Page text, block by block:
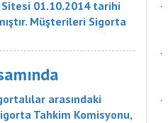
01.10.2014 tarihi
Müşterileri Sigorta
etmeleri gerektiği
ve Sitedeki Üye Sigorta
arasındaki
Tahkim Komisyonu,